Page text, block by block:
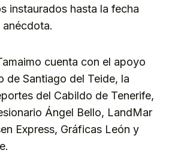
instaurados hasta la fecha
anécdota.
cuenta con el apoyo
de Santiago del Teide, la
del Cabildo de Tenerife,
Ángel Bello, LandMar
Express, Gráficas León y